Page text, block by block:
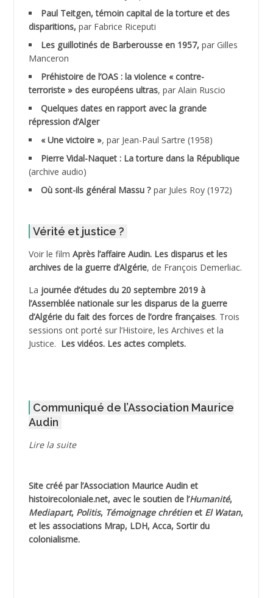
ADALMI
ADANE Ramdane *
ADDAD
ADDALA Boualem*
ADDANE
ADDECHE Rachid
ADELIOUAT Vve AIT SAADA
ADJANI Khaled
ADJAOUT
ADNI Mohamed Akli
ADOUL Arab *
AGOULMINE
AHLOUCHE Mabrouk *
AIBLIED Ahmed
Paul Teitgen, témoin capital de la torture et des
disparitions, par Fabrice Riceputi
Les guillotinés de Barberousse en 1957, par Gilles
Manceron
Préhistoire de l’OAS : la violence « contre-
terroriste » des européens ultras, par Alain Ruscio
Quelques dates en rapport avec la grande
répression d’Alger
« Une victoire », par Jean-Paul Sartre (1958)
Pierre Vidal-Naquet : La torture dans la République
(archive audio)
Où sont-ils général Massu ? par Jules Roy (1972)
Vérité et justice ?
Voir le film Après l’affaire Audin. Les disparus et les
archives de la guerre d’Algérie, de François Demerliac.
La journée d’études du 20 septembre 2019 à
l’Assemblée nationale sur les disparus de la guerre
d’Algérie du fait des forces de l’ordre françaises. Trois
sessions ont porté sur l’Histoire, les Archives et la
Justice. Les vidéos. Les actes complets.
Communiqué de l’Association Maurice
Audin
Lire la suite
Site créé par l’Association Maurice Audinet
histoirecoloniale.net, avec le soutien de l’Humanité,
Mediapart, Politis, Témoignage chrétienet El Watan,
et les associations Mrap, LDH, Acca, Sortir du
colonialisme.